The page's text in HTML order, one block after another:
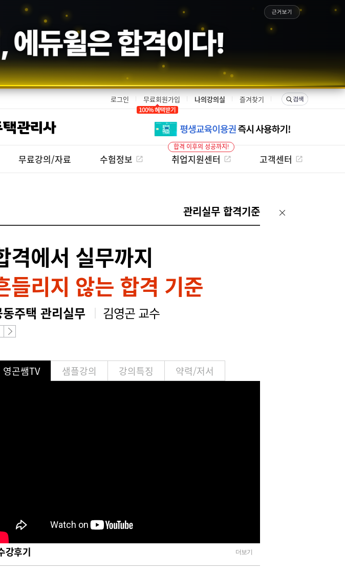
, 에듀윌은 합격이다!
근거보기
로그인 무료회원가입 나의강의실 즐겨찾기
관리사
무료강의/자료 수험정보 취업지원센터
합격 이후의 성공까지!
고객센터
관리실무 합격기준
격에서 실무까지
들리지 않는 합격 기준
동주택 관리실무 김영곤 교수
영곤쌤TV 샘플강의 강의특징 약력/저서
강후기 더보기
수강생들의 합격을 위해 최선을 다하는 교수님
열정의 아이콘 김영곤 교주님~